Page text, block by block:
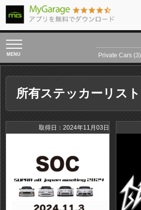
toggle
navigation
Private Cars (3)
所有ステッカーリスト
取得日：2024年11月03日